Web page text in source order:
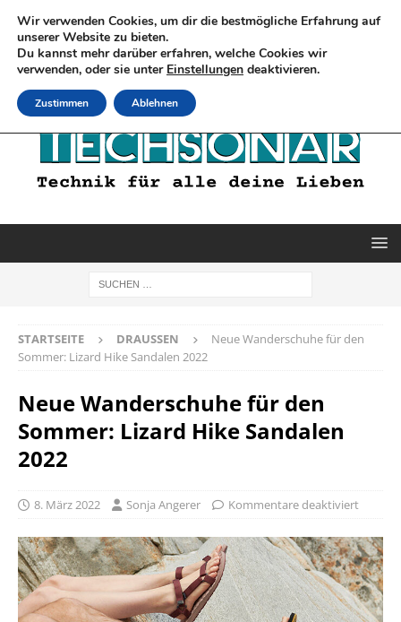
STARTSEITE DRAUSSEN
Neue Wanderschuhe für den
Sommer: Lizard Hike Sandalen 2022
Neue Wanderschuhe für den
Sommer: Lizard Hike Sandalen
2022
8. März 2022 Sonja Angerer Kommentare deaktiviert
Wir verwenden Cookies, um dir die bestmögliche Erfahrung auf
unserer Website zu bieten.
Du kannst mehr darüber erfahren, welche Cookies wir
verwenden, oder sie unter Einstellungen deaktivieren.
Zustimmen Ablehnen